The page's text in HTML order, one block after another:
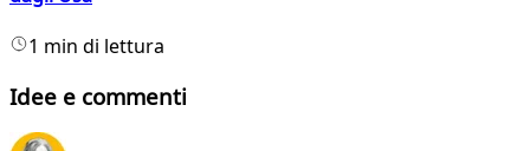
1 min di lettura
Idee e commenti